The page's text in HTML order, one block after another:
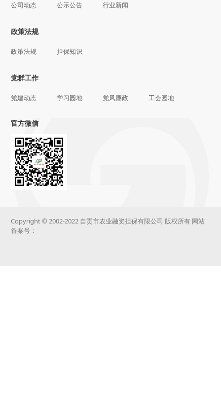
公司动态 公示公告 行业新闻
政策法规
政策法规 担保知识
党群工作
党建动态 学习园地 党风廉政 工会园地
官方微信
Copyright © 2002-2022 自贡市农业融资担保有限公司 版权所有 网站
备案号：